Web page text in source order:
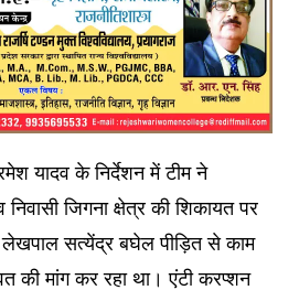
यादव के निर्देशन में टीम ने
जिगना क्षेत्र की शिकायत पर
लेखपाल सत्येंद्र बघेल पीड़ित से काम
की मांग कर रहा था। एंटी करप्शन